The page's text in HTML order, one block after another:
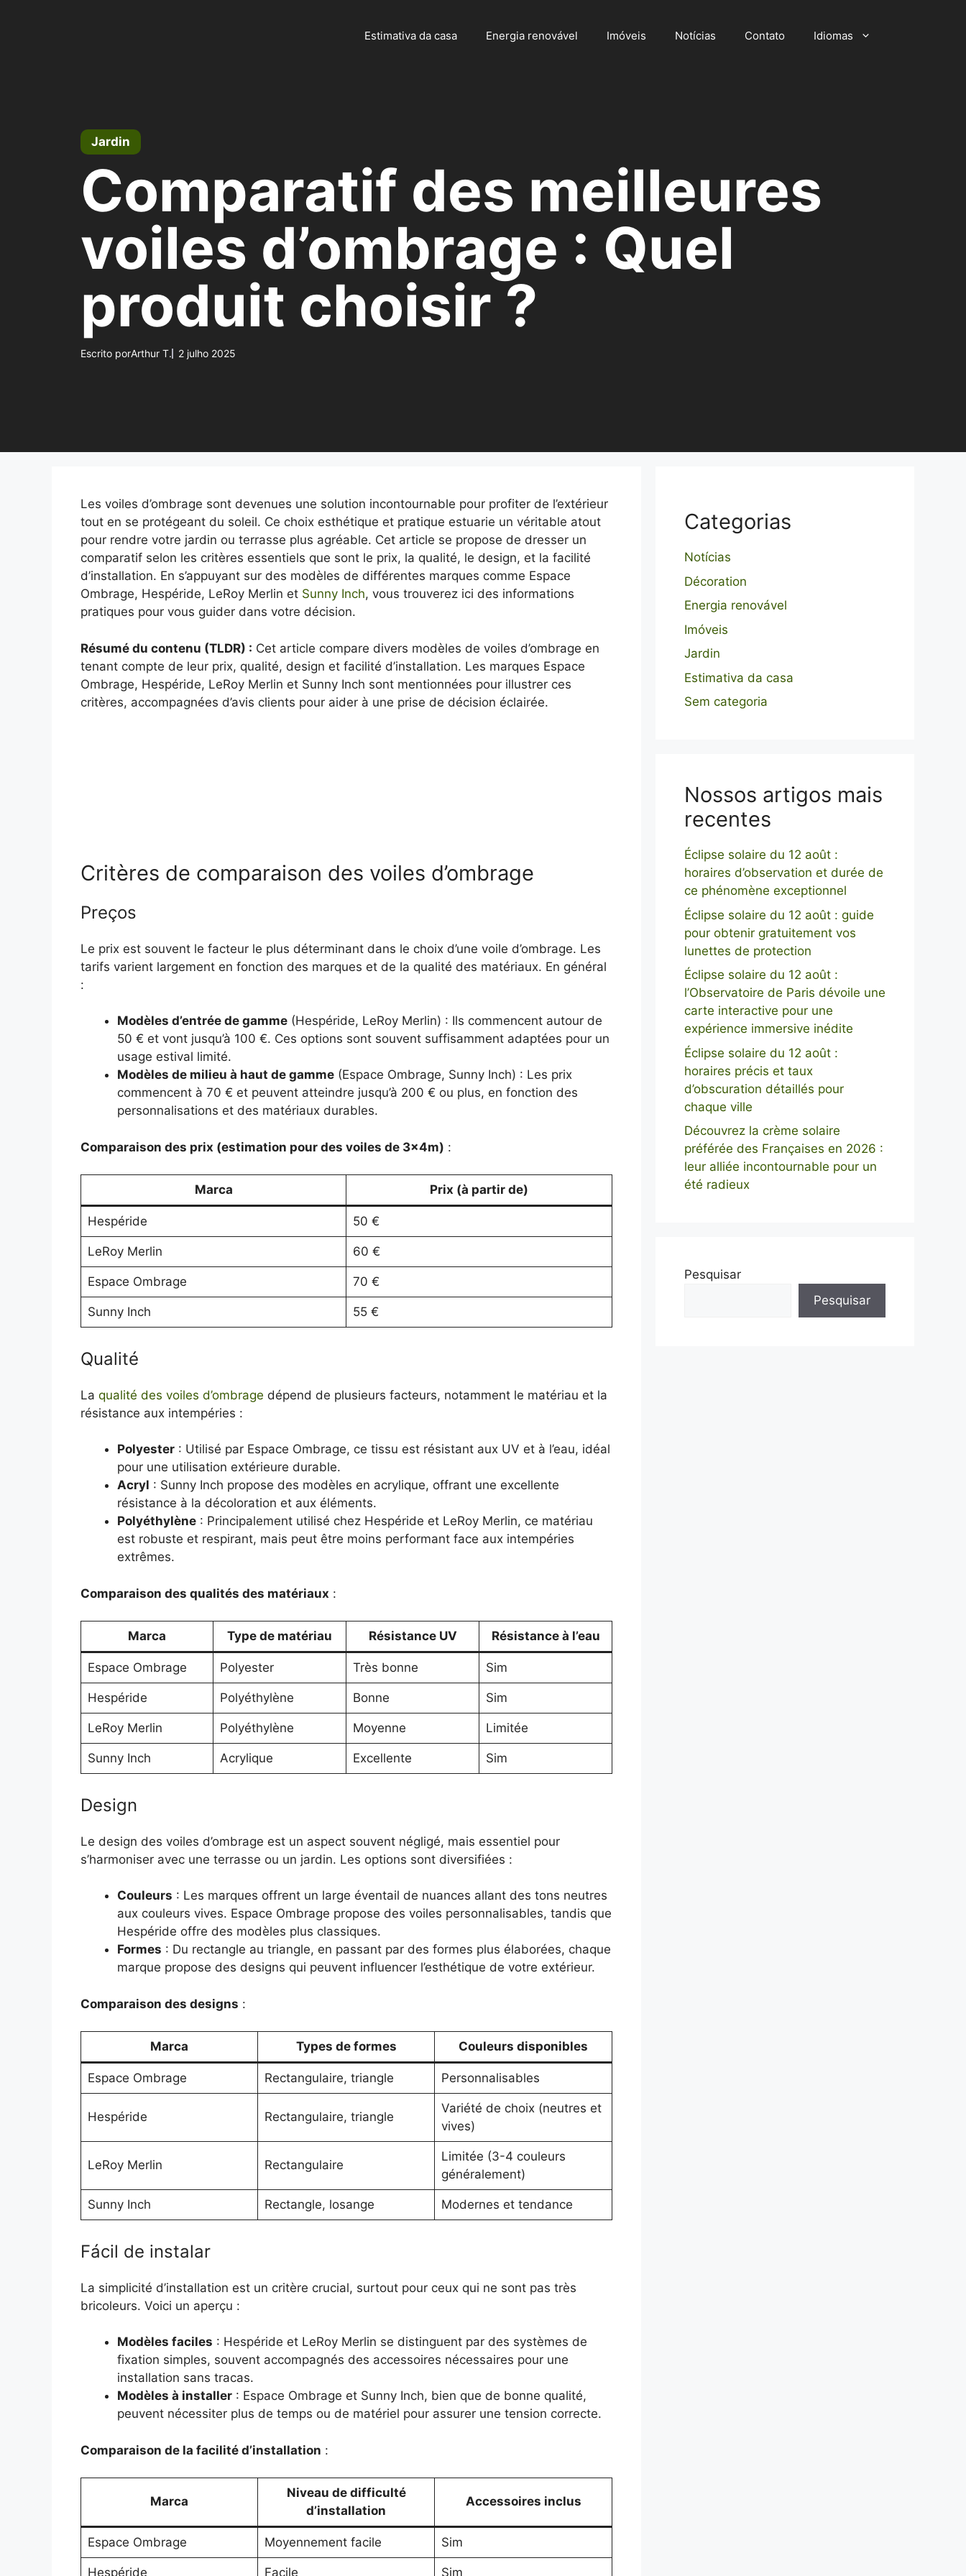
Estimativa da casa Energia renovável Imóveis Notícias Contato Idiomas
Jardin
Comparatif des meilleures
voiles d’ombrage : Quel
produit choisir ?
Escrito porArthur T. 2 julho 2025
Les voiles d’ombrage sont devenues une solution incontournable pour profiter de l’extérieur
tout en se protégeant du soleil. Ce choix esthétique et pratique estuarie un véritable atout
pour rendre votre jardin ou terrasse plus agréable. Cet article se propose de dresser un
comparatif selon les critères essentiels que sont le prix, la qualité, le design, et la facilité
d’installation. En s’appuyant sur des modèles de différentes marques comme Espace
Ombrage, Hespéride, LeRoy Merlin et Sunny Inch, vous trouverez ici des informations
pratiques pour vous guider dans votre décision.
Résumé du contenu (TLDR) : Cet article compare divers modèles de voiles d’ombrage en
tenant compte de leur prix, qualité, design et facilité d’installation. Les marques Espace
Ombrage, Hespéride, LeRoy Merlin et Sunny Inch sont mentionnées pour illustrer ces
critères, accompagnées d’avis clients pour aider à une prise de décision éclairée.
Critères de comparaison des voiles d’ombrage
Preços
Le prix est souvent le facteur le plus déterminant dans le choix d’une voile d’ombrage. Les
tarifs varient largement en fonction des marques et de la qualité des matériaux. En général
:
Modèles d’entrée de gamme (Hespéride, LeRoy Merlin) : Ils commencent autour de
50 € et vont jusqu’à 100 €. Ces options sont souvent suffisamment adaptées pour un
usage estival limité.
Modèles de milieu à haut de gamme (Espace Ombrage, Sunny Inch) : Les prix
commencent à 70 € et peuvent atteindre jusqu’à 200 € ou plus, en fonction des
personnalisations et des matériaux durables.
Comparaison des prix (estimation pour des voiles de 3x4m) :
Marca Prix (à partir de)
Hespéride 50 €
LeRoy Merlin 60 €
Espace Ombrage 70 €
Sunny Inch 55 €
Qualité
La qualité des voiles d’ombrage dépend de plusieurs facteurs, notamment le matériau et la
résistance aux intempéries :
Polyester : Utilisé par Espace Ombrage, ce tissu est résistant aux UV et à l’eau, idéal
pour une utilisation extérieure durable.
Acryl : Sunny Inch propose des modèles en acrylique, offrant une excellente
résistance à la décoloration et aux éléments.
Polyéthylène : Principalement utilisé chez Hespéride et LeRoy Merlin, ce matériau
est robuste et respirant, mais peut être moins performant face aux intempéries
extrêmes.
Comparaison des qualités des matériaux :
Marca Type de matériau Résistance UV Résistance à l’eau
Espace Ombrage Polyester Très bonne Sim
Hespéride Polyéthylène Bonne Sim
LeRoy Merlin Polyéthylène Moyenne Limitée
Sunny Inch Acrylique Excellente Sim
Design
Le design des voiles d’ombrage est un aspect souvent négligé, mais essentiel pour
s’harmoniser avec une terrasse ou un jardin. Les options sont diversifiées :
Couleurs : Les marques offrent un large éventail de nuances allant des tons neutres
aux couleurs vives. Espace Ombrage propose des voiles personnalisables, tandis que
Hespéride offre des modèles plus classiques.
Formes : Du rectangle au triangle, en passant par des formes plus élaborées, chaque
marque propose des designs qui peuvent influencer l’esthétique de votre extérieur.
Comparaison des designs :
Marca Types de formes Couleurs disponibles
Espace Ombrage Rectangulaire, triangle Personnalisables
Hespéride Rectangulaire, triangle
Variété de choix (neutres et
vives)
LeRoy Merlin Rectangulaire
Limitée (3-4 couleurs
généralement)
Sunny Inch Rectangle, losange Modernes et tendance
Fácil de instalar
La simplicité d’installation est un critère crucial, surtout pour ceux qui ne sont pas très
bricoleurs. Voici un aperçu :
Modèles faciles : Hespéride et LeRoy Merlin se distinguent par des systèmes de
fixation simples, souvent accompagnés des accessoires nécessaires pour une
installation sans tracas.
Modèles à installer : Espace Ombrage et Sunny Inch, bien que de bonne qualité,
peuvent nécessiter plus de temps ou de matériel pour assurer une tension correcte.
Comparaison de la facilité d’installation :
Marca
Niveau de difficulté
d’installation
Accessoires inclus
Espace Ombrage Moyennement facile Sim
Hespéride Facile Sim
Categorias
Notícias
Décoration
Energia renovável
Imóveis
Jardin
Estimativa da casa
Sem categoria
Nossos artigos mais
recentes
Éclipse solaire du 12 août :
horaires d’observation et durée de
ce phénomène exceptionnel
Éclipse solaire du 12 août : guide
pour obtenir gratuitement vos
lunettes de protection
Éclipse solaire du 12 août :
l’Observatoire de Paris dévoile une
carte interactive pour une
expérience immersive inédite
Éclipse solaire du 12 août :
horaires précis et taux
d’obscuration détaillés pour
chaque ville
Découvrez la crème solaire
préférée des Françaises en 2026 :
leur alliée incontournable pour un
été radieux
Pesquisar
Pesquisar